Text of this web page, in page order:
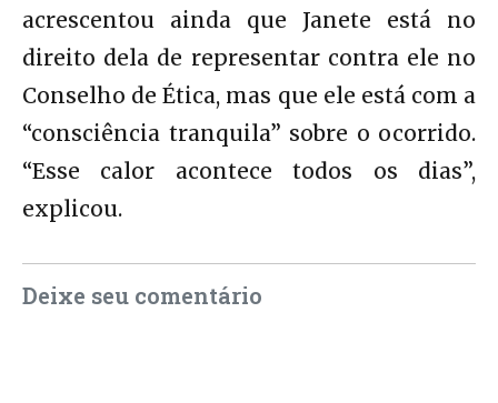
acrescentou ainda que Janete está no
direito dela de representar contra ele no
Conselho de Ética, mas que ele está com a
“consciência tranquila” sobre o ocorrido.
“Esse calor acontece todos os dias”,
explicou.
Deixe seu comentário